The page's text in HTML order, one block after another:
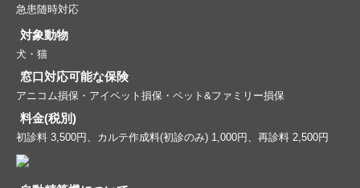
急患随時対応
対象動物
犬・猫
窓口対応可能な保険
アニコム損保・アイペット損保・ペット&ファミリー損保
料金(税別)
初診料 3,500円、カルテ作成料(初診のみ) 1,000円、再診料 2,500円